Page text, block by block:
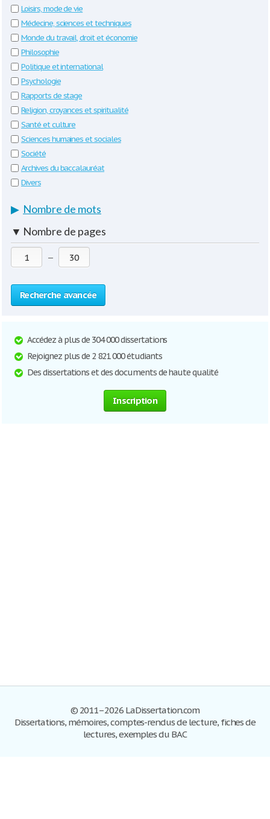
Loisirs, mode de vie
Médecine, sciences et techniques
Monde du travail, droit et économie
Philosophie
Politique et international
Psychologie
Rapports de stage
Religion, croyances et spiritualité
Santé et culture
Sciences humaines et sociales
Société
Archives du baccalauréat
Divers
▶ Nombre de mots
▼ Nombre de pages
—
Recherche avancée
Accédez à plus de 304 000 dissertations
Rejoignez plus de 2 821 000 étudiants
Des dissertations et des documents de haute qualité
Inscription
© 2011–2026 LaDissertation.com
Dissertations, mémoires, comptes-rendus de lecture, fiches de
lectures, exemples du BAC